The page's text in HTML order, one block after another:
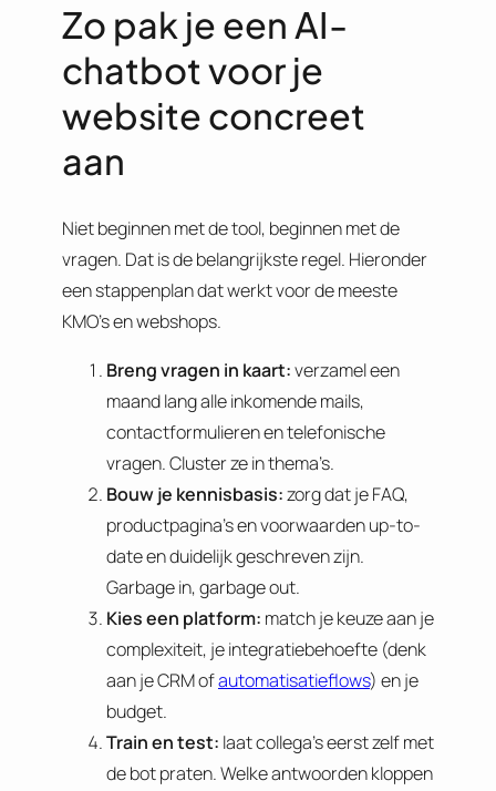
Zo pak je een AI-
chatbot voor je
website concreet
aan
Niet beginnen met de tool, beginnen met de
vragen. Dat is de belangrijkste regel. Hieronder
een stappenplan dat werkt voor de meeste
KMO’s en webshops.
Breng vragen in kaart:verzamel een
maand lang alle inkomende mails,
contactformulieren en telefonische
vragen. Cluster ze in thema’s.
Bouw je kennisbasis:zorg dat je FAQ,
productpagina’s en voorwaarden up-to-
date en duidelijk geschreven zijn.
Garbage in, garbage out.
Kies een platform: match je keuze aan je
complexiteit, je integratiebehoefte (denk
aan je CRM ofautomatisatieflows) en je
budget.
Train en test: laat collega’s eerst zelf met
de bot praten. Welke antwoorden kloppen